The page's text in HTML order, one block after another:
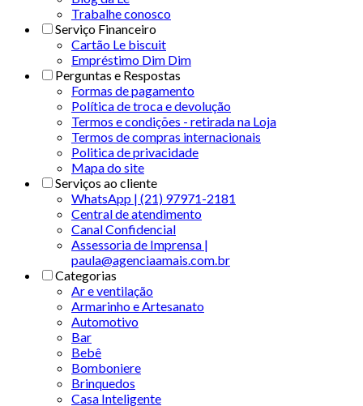
Trabalhe conosco
Serviço Financeiro
Cartão Le biscuit
Empréstimo Dim Dim
Perguntas e Respostas
Formas de pagamento
Política de troca e devolução
Termos e condições - retirada na Loja
Termos de compras internacionais
Politica de privacidade
Mapa do site
Serviços ao cliente
WhatsApp | (21) 97971-2181
Central de atendimento
Canal Confidencial
Assessoria de Imprensa |
paula@agenciaamais.com.br
Categorias
Ar e ventilação
Armarinho e Artesanato
Automotivo
Bar
Bebê
Bomboniere
Brinquedos
Casa Inteligente